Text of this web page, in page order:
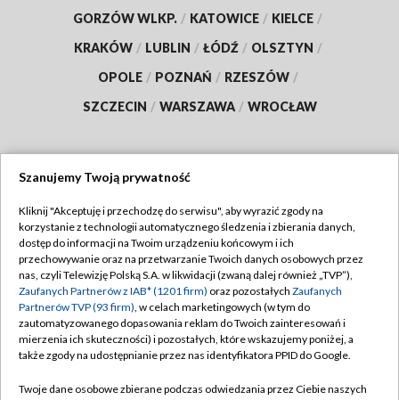
GORZÓW WLKP. / KATOWICE / KIELCE /
KRAKÓW / LUBLIN / ŁÓDŹ / OLSZTYN /
OPOLE / POZNAŃ / RZESZÓW /
SZCZECIN / WARSZAWA / WROCŁAW
TVP
Abonament TVP
Emisja w TVP
Centrum informacji TVP
Naziemna Telewizja Cyfrowa
Regulamin TVP
Polityka prywatności
Moje zgody
Pomoc
Szanujemy Twoją prywatność
Kliknij "Akceptuję i przechodzę do serwisu", aby wyrazić zgody na
korzystanie z technologii automatycznego śledzenia i zbierania danych,
dostęp do informacji na Twoim urządzeniu końcowym i ich
przechowywanie oraz na przetwarzanie Twoich danych osobowych przez
nas, czyli Telewizję Polską S.A. w likwidacji (zwaną dalej również „TVP”),
Zaufanych Partnerów z IAB* (1201 firm) oraz pozostałych Zaufanych
Partnerów TVP (93 firm), w celach marketingowych (w tym do
zautomatyzowanego dopasowania reklam do Twoich zainteresowań i
mierzenia ich skuteczności) i pozostałych, które wskazujemy poniżej, a
także zgody na udostępnianie przez nas identyfikatora PPID do Google.
Twoje dane osobowe zbierane podczas odwiedzania przez Ciebie naszych